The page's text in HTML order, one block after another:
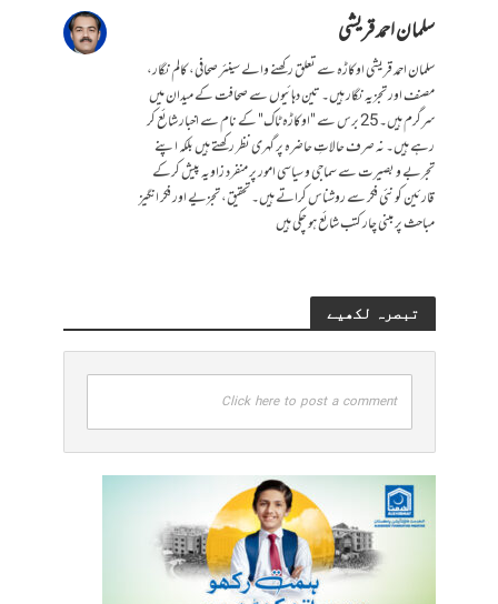
سلمان احمد قریشی
سلمان احمد قریشی اوکاڑہ سے تعلق رکھنے والے سینئر صحافی، کالم نگار،
مصنف اور تجزیہ نگار ہیں۔ تین دہائیوں سے صحافت کے میدان میں
سرگرم ہیں۔ 25 برس سے "اوکاڑہ ٹاک" کے نام سے اخبار شائع کر
رہے ہیں۔ نہ صرف حالاتِ حاضرہ پر گہری نظر رکھتے ہیں بلکہ اپنے
تجربے و بصیرت سے سماجی و سیاسی امور پر منفرد زاویہ پیش کرکے
قارئین کو نئی فکر سے روشناس کراتے ہیں۔ تحقیق، تجزیے اور فکر انگیز
مباحث پر مبنی چار کتب شائع ہو چکی ہیں
تبصرہ لکھیے
Click here to post a comment